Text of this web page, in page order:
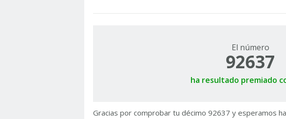
El número
92637
ha resultado premiado
Gracias por comprobar tu décimo 92637 y esperamos